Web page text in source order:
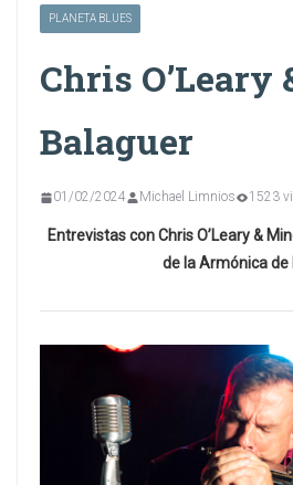
PLANETA BLUES
Chris O’Leary
Balaguer
01/02/2024 Michael Limnios 1523
Entrevistas con Chris O’Leary &
de la Armónica de